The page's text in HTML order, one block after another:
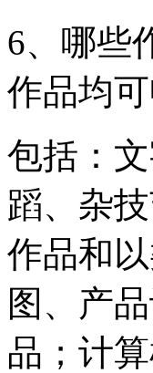
6、哪些
作品均可
包括：
蹈、杂
作品和
图、产
品；计